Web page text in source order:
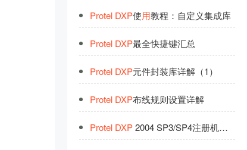
Protel DXP使用教程：自定义集成库
Protel DXP最全快捷键汇总
Protel DXP元件封装库详解（1）
Protel DXP布线规则设置详解
Protel DXP2004 SP3/SP4注册机下载